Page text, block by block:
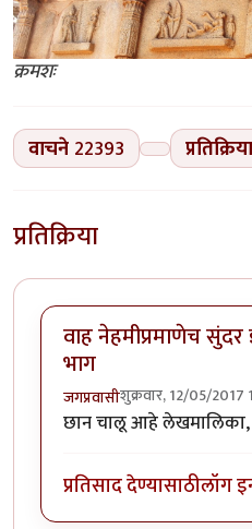
क्रमशः
वाचने 22393 प्रतिक्रिया
प्रतिक्रिया
वाह नेहमीप्रमाणेच सुंदर
भाग
जगप्रवासीशुक्रवार, 12/05/2017
छान चालू आहे
प्रतिसाद देण्यासाठीलॉग